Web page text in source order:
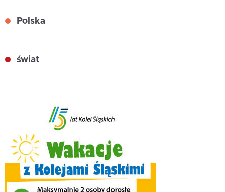
Polska
świat